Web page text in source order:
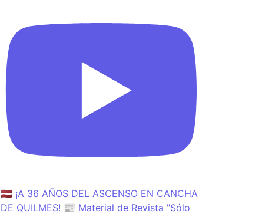
🇱🇻 ¡A 36 AÑOS DEL ASCENSO EN CANCHA
DE QUILMES! 📰 Material de Revista "Sólo